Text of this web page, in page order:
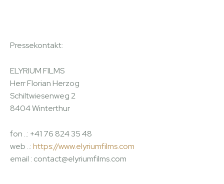
Pressekontakt:
ELYRIUM FILMS
Herr Florian Herzog
Schiltwiesenweg 2
8404 Winterthur
fon ..: +41 76 824 35 48
web ..:https://www.elyriumfilms.com
email : contact@elyriumfilms.com